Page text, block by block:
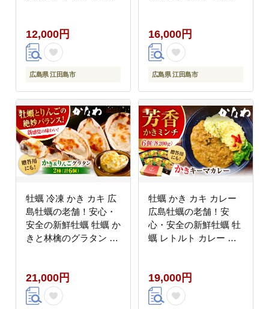
市/株式会社かなわ
[XBP025] 牡蠣
12,000円
広島県 江田島市
市/株式会社かなわ
[XBP026] 牡蠣
16,000円
広島県 江田島市
牡蠣 冷凍 かき カキ 広
島牡蠣の老舗！安心・
安全の新鮮牡蠣 牡蠣 か
きと林檎のグラタン 殻
鮮 海産物 広島県産 江
田島市/株式会社かなわ
[XBP027] 牡蠣
21,000円
牡蠣 かき カキ カレー
広島牡蠣の老舗！安
心・安全の新鮮牡蠣 牡
蠣 レトルト カレー か
鮮 海産物 広島県産 江
田島市/株式会社かなわ
[XBP029] 牡蠣
19,000円